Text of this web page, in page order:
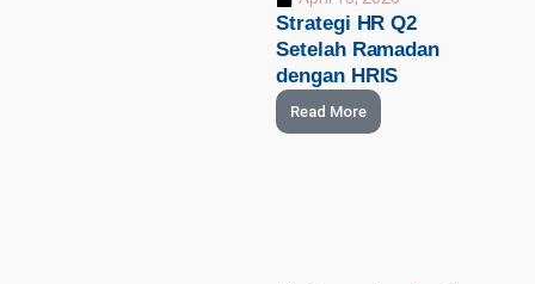
Strategi HR Q2
Setelah Ramadan
dengan HRIS
Read More